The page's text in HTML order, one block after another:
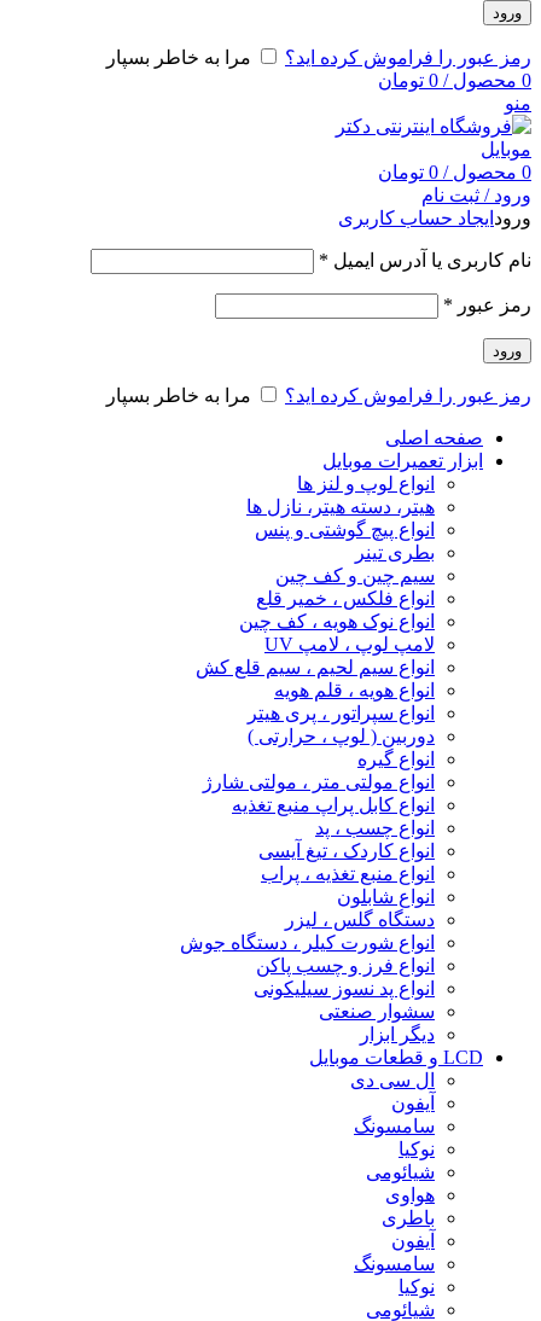
ورود
رمز عبور را فراموش کرده اید؟
مرا به خاطر بسپار
0 محصول /
0 تومان
منو
0 محصول /
0 تومان
ورود / ثبت نام
ورود ایجاد حساب کاربری
نام کاربری یا آدرس ایمیل *
رمز عبور *
ورود
رمز عبور را فراموش کرده اید؟ مرا به خاطر بسپار
صفحه اصلی
ابزار تعمیرات موبایل
انواع لوپ و لنز ها
هیتر، دسته هیتر، نازل ها
انواع پیچ‌ گوشتی و پنس
بطری تینر
سیم چین و کف چین
انواع فلکس ، خمیر قلع
انواع نوک هویه ، کف چین
لامپ لوپ ، لامپ UV
انواع سیم لحیم ، سیم قلع کش
انواع هویه ، قلم هویه
انواع سپراتور ، پری هیتر
دوربین ( لوپ ، حرارتی )
انواع گیره
انواع مولتی متر ، مولتی شارژ
انواع کابل پراپ منبع تغذیه
انواع چسب ، پد
انواع کاردک ، تیغ آیسی
انواع منبع تغذیه ، پراب
انواع شابلون
دستگاه گلس ، لیزر
انواع شورت کیلر ، دستگاه جوش
انواع فرز و چسب پاکن
انواع پد نسوز سیلیکونی
سشوار صنعتی
دیگر ابزار
LCD و قطعات موبایل
ال سی دی
آیفون
سامسونگ
نوکیا
شیائومی
هواوی
باطری
آیفون
سامسونگ
نوکیا
شیائومی